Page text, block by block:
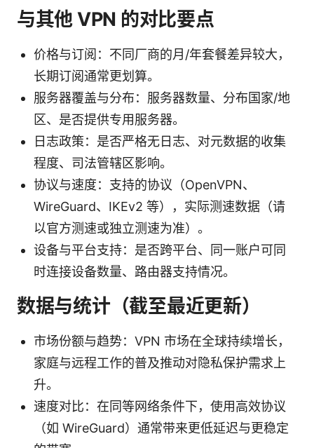
与其他 VPN 的对比要点
价格与订阅：不同厂商的月/年套餐差异较大，
长期订阅通常更划算。
服务器覆盖与分布：服务器数量、分布国家/地
区、是否提供专用服务器。
日志政策：是否严格无日志、对元数据的收集
程度、司法管辖区影响。
协议与速度：支持的协议（OpenVPN、
WireGuard、IKEv2 等），实际测速数据（请
以官方测速或独立测速为准）。
设备与平台支持：是否跨平台、同一账户可同
时连接设备数量、路由器支持情况。
数据与统计（截至最近更新）
市场份额与趋势：VPN 市场在全球持续增长，
家庭与远程工作的普及推动对隐私保护需求上
升。
速度对比：在同等网络条件下，使用高效协议
（如 WireGuard）通常带来更低延迟与更稳定